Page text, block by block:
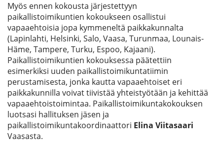
Myös ennen kokousta järjestettyyn
paikallistoimikuntien kokoukseen osallistui
vapaaehtoisia jopa kymmeneltä paikkakunnalta
(Lapinlahti, Helsinki, Salo, Vaasa, Turunmaa, Lounais-
Häme, Tampere, Turku, Espoo, Kajaani).
Paikallistoimikuntien kokouksessa päätettiin
esimerkiksi uuden paikallistoimikuntatiimin
perustamisesta, jonka kautta vapaaehtoiset eri
paikkakunnilla voivat tiivistää yhteistyötään ja kehittää
vapaaehtoistoimintaa. Paikallistoimikuntakokouksen
luotsasi hallituksen jäsen ja
paikallistoimikuntakoordinaattori Elina Viitasaari
Vaasasta.